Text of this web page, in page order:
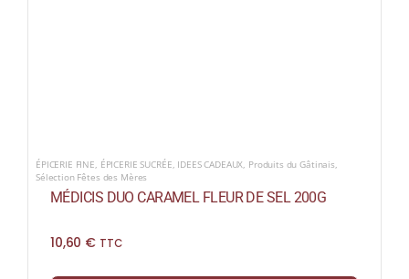
ÉPICERIE FINE, ÉPICERIE SUCRÉE, IDEES CADEAUX, Produits du Gâtinais,
Sélection Fêtes des Mères
MÉDICIS DUO CARAMEL FLEUR DE SEL 200G
10,60 € TTC